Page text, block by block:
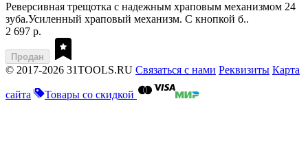
Реверсивная трещотка с надежным храповым механизмом 24
зуба.Усиленный храповый механизм. С кнопкой б..
2 697 р.
Продан
© 2017-2026 31TOOLS.RU Связаться с нами Реквизиты Карта
сайта Товары со скидкой